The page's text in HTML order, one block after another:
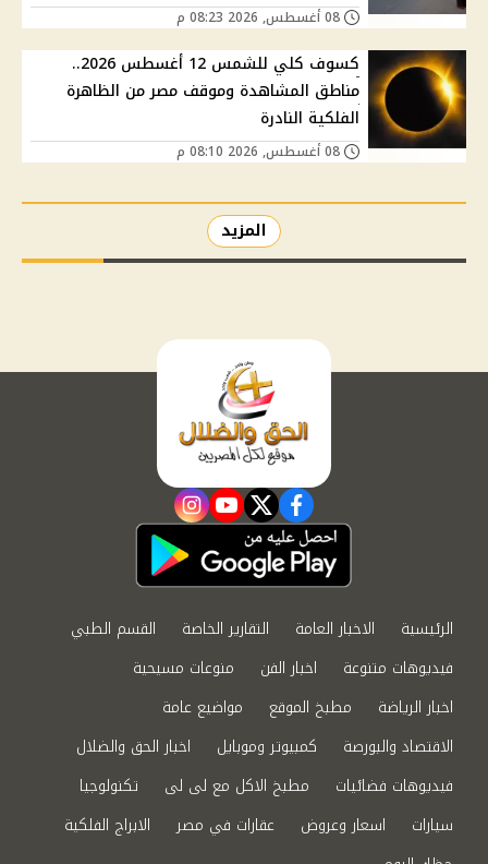
كسوف كلي للشمس 12 أغسطس 2026..
مناطق المشاهدة وموقف مصر من الظاهرة
الفلكية النادرة
المزيد
facebook
twitter
youtube
instagram
الرئيسية الاخبار العامة التقارير الخاصة
القسم الطبي
فيديوهات متنوعة
اخبار الفن
منوعات مسيحية
اخبار الرياضة
مطبخ الموقع
مواضيع عامة
الاقتصاد والبورصة
كمبيوتر وموبايل
اخبار الحق والضلال
فيديوهات فضائيات
مطبخ الاكل مع لى لى
تكنولوجيا
سيارات
اسعار وعروض عقارات في مصر
الابراج الفلكية